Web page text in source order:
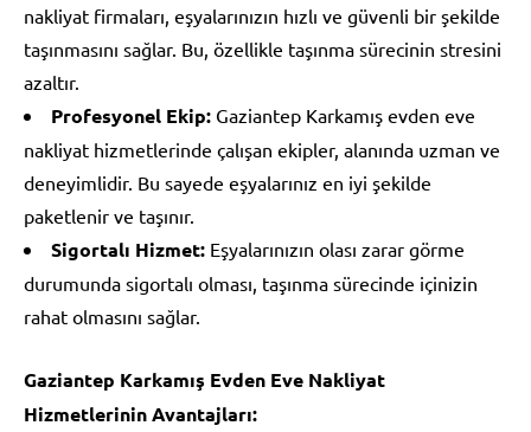
nakliyat firmaları, eşyalarınızın hızlı ve güvenli bir şekilde
taşınmasını sağlar. Bu, özellikle taşınma sürecinin stresini
azaltır.
Profesyonel Ekip: Gaziantep Karkamış evden eve
nakliyat hizmetlerinde çalışan ekipler, alanında uzman ve
deneyimlidir. Bu sayede eşyalarınız en iyi şekilde
paketlenir ve taşınır.
Sigortalı Hizmet: Eşyalarınızın olası zarar görme
durumunda sigortalı olması, taşınma sürecinde içinizin
rahat olmasını sağlar.
Gaziantep Karkamış Evden Eve Nakliyat
Hizmetlerinin Avantajları: